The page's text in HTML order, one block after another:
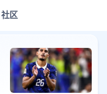
社区